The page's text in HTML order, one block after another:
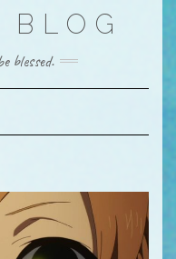
blessed.
Navigation